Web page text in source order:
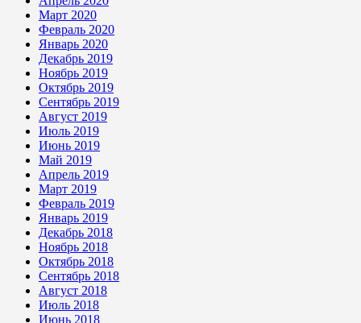
Март 2020
Февраль 2020
Январь 2020
Декабрь 2019
Ноябрь 2019
Октябрь 2019
Сентябрь 2019
Август 2019
Июль 2019
Июнь 2019
Май 2019
Апрель 2019
Март 2019
Февраль 2019
Январь 2019
Декабрь 2018
Ноябрь 2018
Октябрь 2018
Сентябрь 2018
Август 2018
Июль 2018
Июнь 2018